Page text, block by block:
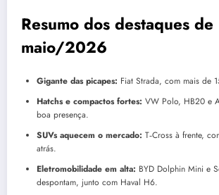
Resumo dos destaques de
maio/2026
Gigante das picapes: Fiat Strada, com mais de
Hatchs e compactos fortes: VW Polo, HB20 e
boa presença.
SUVs aquecem o mercado: T‑Cross à frente,
atrás.
Eletromobilidade em alta: BYD Dolphin Mini e
despontam, junto com Haval H6.